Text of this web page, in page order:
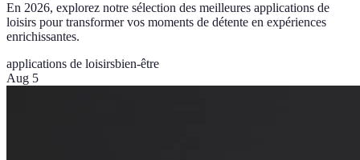
En 2026, explorez notre sélection des meilleures applications de
loisirs pour transformer vos moments de détente en expériences
enrichissantes.
applications de loisirsbien-être
Aug 5